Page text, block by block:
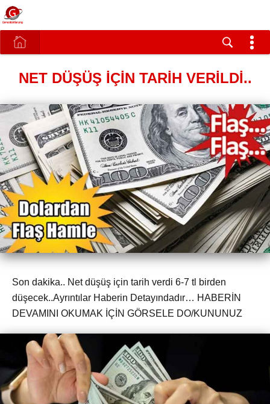
NET DÜŞÜŞ İÇİN TARİH VERİLDİ..
Son dakika.. Net düşüş için tarih verdi 6-7 tl birden
düşecek..Ayrıntılar Haberin Detayındadır… HABERİN
DEVAMINI OKUMAK İÇİN GÖRSELE DO/KUNUNUZ